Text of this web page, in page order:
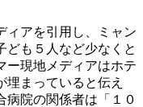
ィアを引用し、ミャン
ども５人など少なくと
ー現地メディアはホテ
埋まっていると伝え
病院の関係者は「１０